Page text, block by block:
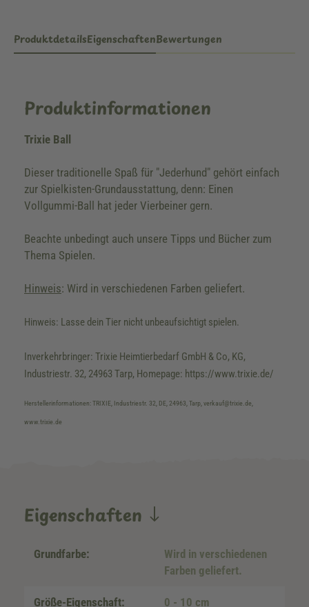
ProduktdetailsEigenschaftenBewertungen
Produktinformationen
Trixie Ball
Dieser traditionelle Spaß für "Jederhund" gehört einfach
zur Spielkisten-Grundausstattung, denn: Einen
Vollgummi-Ball hat jeder Vierbeiner gern.
Beachte unbedingt auch unsere Tipps und Bücher zum
Thema Spielen.
Hinweis: Wird in verschiedenen Farben geliefert.
Hinweis: Lasse dein Tier nicht unbeaufsichtigt spielen.
Inverkehrbringer: Trixie Heimtierbedarf GmbH & Co, KG,
Industriestr. 32, 24963 Tarp, Homepage: https://www.trixie.de/
Herstellerinformationen: TRIXIE, Industriestr. 32, DE, 24963, Tarp, verkauf@trixie.de,
www.trixie.de
Eigenschaften
Grundfarbe:
Wird in verschiedenen
Farben geliefert.
Größe-Eigenschaft: 0 - 10 cm